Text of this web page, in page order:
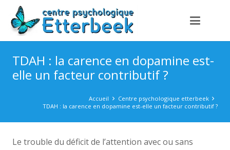
TDAH : la carence en dopamine est-
elle un facteur contributif ?
Accueil
Centre psychologique etterbeek
TDAH : la carence en dopamine est-elle un facteur contributif ?
Le trouble du déficit de l’attention avec ou sans